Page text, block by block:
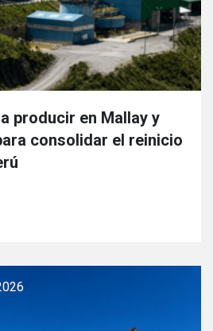
producir en Mallay y
consolidar el reinicio